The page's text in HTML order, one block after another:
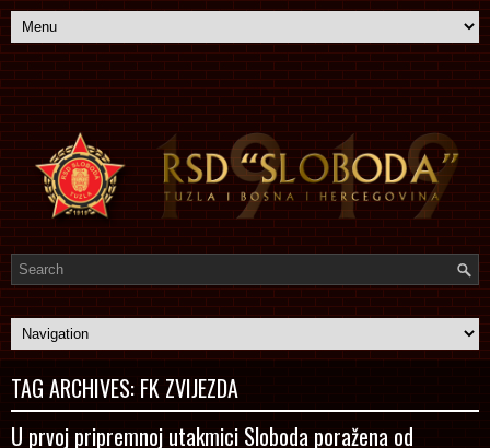
TAG ARCHIVES: FK ZVIJEZDA
U prvoj pripremnoj utakmici Sloboda poražena od